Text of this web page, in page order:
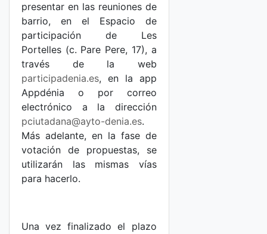
presentar en las reuniones de
barrio, en el Espacio de
participación de Les
Portelles (c. Pare Pere, 17), a
través de la web
participadenia.es, en la app
Appdénia o por correo
electrónico a la dirección
pciutadana@ayto-denia.es.
Más adelante, en la fase de
votación de propuestas, se
utilizarán las mismas vías
para hacerlo.
Una vez finalizado el plazo